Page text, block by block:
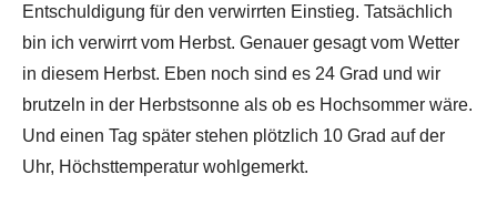
Entschuldigung für den verwirrten Einstieg. Tatsächlich
bin ich verwirrt vom Herbst. Genauer gesagt vom Wetter
in diesem Herbst. Eben noch sind es 24 Grad und wir
brutzeln in der Herbstsonne als ob es Hochsommer wäre.
Und einen Tag später stehen plötzlich 10 Grad auf der
Uhr, Höchsttemperatur wohlgemerkt.